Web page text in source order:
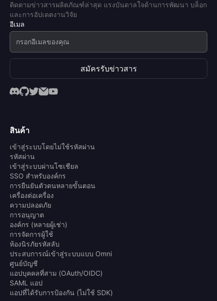
ติดตามข่าวสารผลิตภัณฑ์ล่าสุด แรงบันดาลใจด้านการพัฒนา บล็อก
และการอัปเดตงานวิจัย
อีเมล
สมัครรับข่าวสาร
สินค้า
เข้าสู่ระบบโดยไม่ใช้รหัสผ่าน
รหัสผ่าน
เข้าสู่ระบบผ่านโซเชียล
SSO สำหรับองค์กร
การยืนยันตัวตนหลายขั้นตอน
เครื่องต่อเครื่อง
ความปลอดภัย
การอนุญาต
องค์กร (หลายผู้เช่า)
การจัดการผู้ใช้
ห้องนิรภัยรหัสลับ
ประสบการณ์เข้าสู่ระบบแบบ Omni
ศูนย์บัญชี
แอปบุคคลที่สาม (OAuth/OIDC)
SAML แอป
แอปที่ได้รับการป้องกัน (ไม่ใช้ SDK)